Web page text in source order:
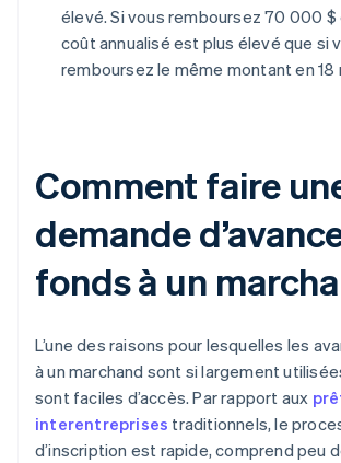
élevé. Si vous remboursez 70 000 $
coût annualisé est plus élevé que si
remboursez le même montant en 18
Comment faire
demande
fonds à un
L’une des raisons pour lesquelles les
à un marchand sont si largement
sont faciles d’accès. Par rapport aux
interentreprises traditionnels, le
d’inscription est rapide, comprend peu